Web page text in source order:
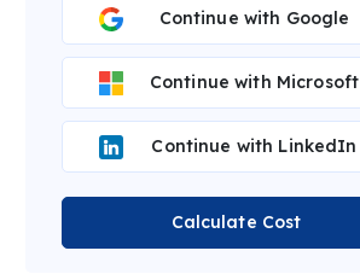
Continue with Google
Continue with Microsoft
Continue with LinkedIn
Calculate Cost